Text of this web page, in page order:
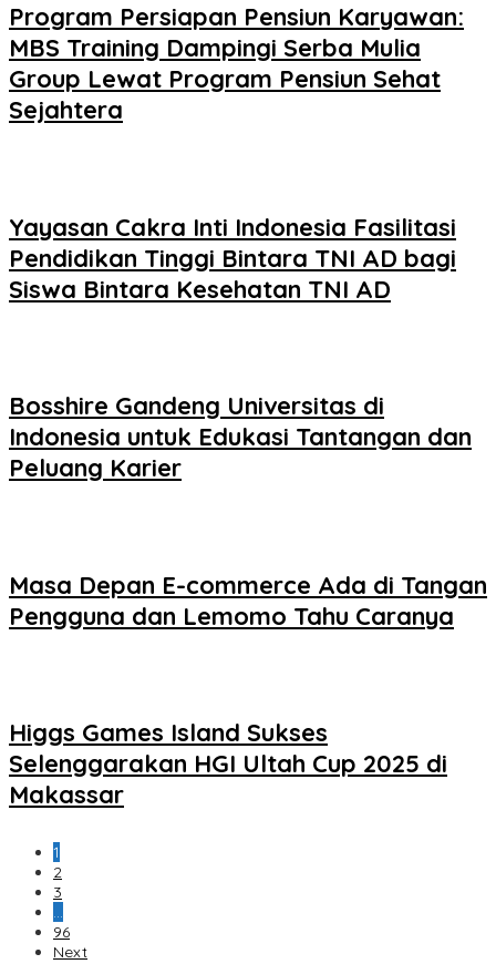
Program Persiapan Pensiun Karyawan:
MBS Training Dampingi Serba Mulia
Group Lewat Program Pensiun Sehat
Sejahtera
Yayasan Cakra Inti Indonesia Fasilitasi
Pendidikan Tinggi Bintara TNI AD bagi
Siswa Bintara Kesehatan TNI AD
Bosshire Gandeng Universitas di
Indonesia untuk Edukasi Tantangan dan
Peluang Karier
Masa Depan E-commerce Ada di Tangan
Pengguna dan Lemomo Tahu Caranya
Higgs Games Island Sukses
Selenggarakan HGI Ultah Cup 2025 di
Makassar
1
2
3
…
96
Next